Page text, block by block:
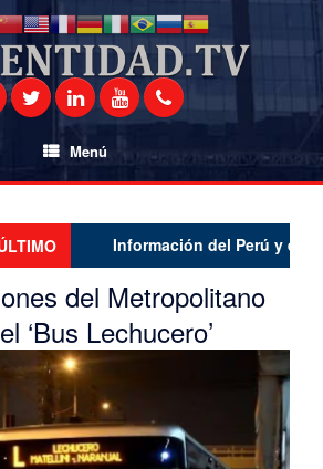
Menú
Información del Perú y el
del Metropolitano
‘Bus Lechucero’